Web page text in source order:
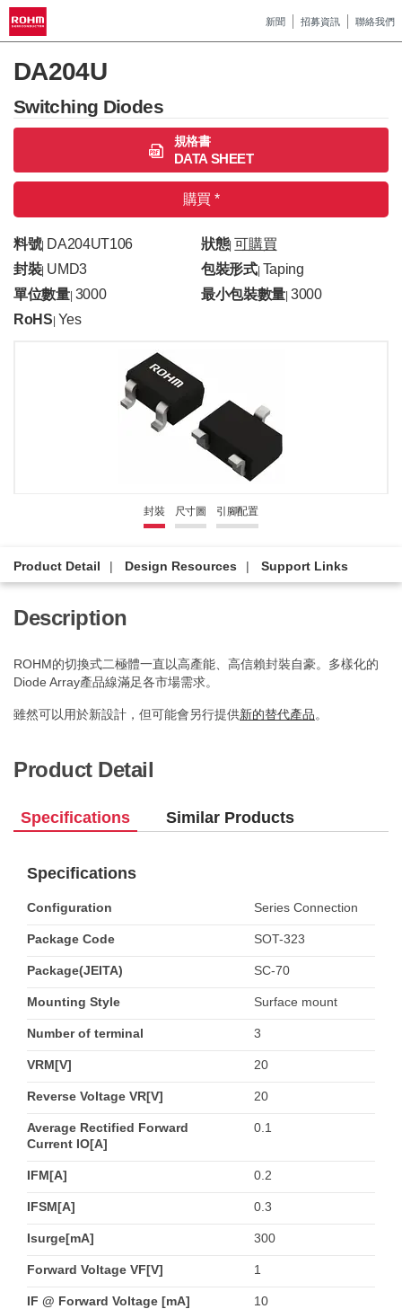
新聞 招募資訊 聯絡我們
DA204U
Switching Diodes
規格書
DATA SHEET
購買 *
料號| DA204UT106 狀態| 可購買
封裝| UMD3 包裝形式| Taping
單位數量| 3000 最小包裝數量 |3000
RoHS Yes
封裝 尺寸圖 引腳配置
Product Detail Design Resources Support Links
Description
ROHM的切換式二極體一直以高產能、高信賴封裝自豪。多樣化的
Diode Array產品線滿足各市場需求。
雖然可以用於新設計，但可能會另行提供新的替代產品。
Product Detail
Specifications Similar Products
Specifications
Configuration Series Connection
Package Code SOT-323
Package(JEITA) SC-70
Mounting Style Surface mount
Number of terminal 3
VRM[V] 20
Reverse Voltage VR[V] 20
Average Rectified Forward
Current IO[A]
0.1
IFM[A] 0.2
IFSM[A] 0.3
Isurge[mA] 300
Forward Voltage VF[V] 1
IF @ Forward Voltage [mA] 10